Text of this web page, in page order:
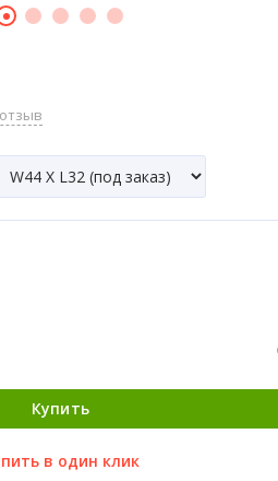
Купить
в один клик